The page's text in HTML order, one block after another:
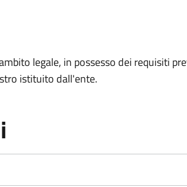
legale, in possesso dei requisiti
istituito dall'ente.